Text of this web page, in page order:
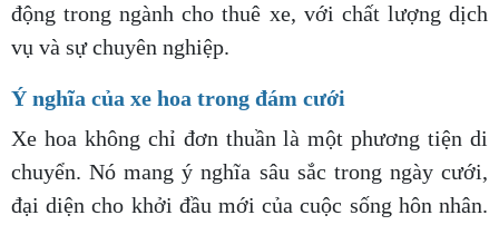
động trong ngành cho thuê xe, với chất lượng dịch
vụ và sự chuyên nghiệp.
Ý nghĩa của xe hoa trong đám cưới
Xe hoa không chỉ đơn thuần là một phương tiện di
chuyển. Nó mang ý nghĩa sâu sắc trong ngày cưới,
đại diện cho khởi đầu mới của cuộc sống hôn nhân.